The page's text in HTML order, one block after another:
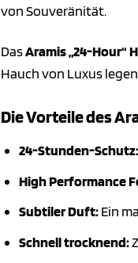
von Souveränität.
DasAramis „24-Hour“
Hauch von Luxus
Die Vorteile des
24-Stunden-Schutz:
High Performance
Subtiler Duft:Ein
Schnell trocknend: